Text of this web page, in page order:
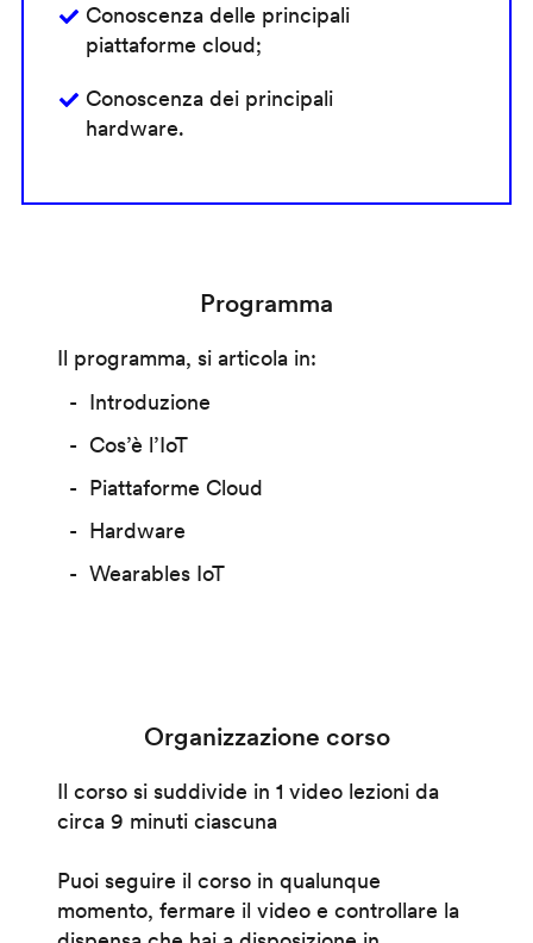
Conoscenza delle principali
piattaforme cloud;
Conoscenza dei principali
hardware.
Programma
Il programma, si articola in:
Introduzione
Cos’è l’IoT
Piattaforme Cloud
Hardware
Wearables IoT
Organizzazione corso
Il corso si suddivide in 1 video lezioni da
circa 9 minuti ciascuna
Puoi seguire il corso in qualunque
momento, fermare il video e controllare la